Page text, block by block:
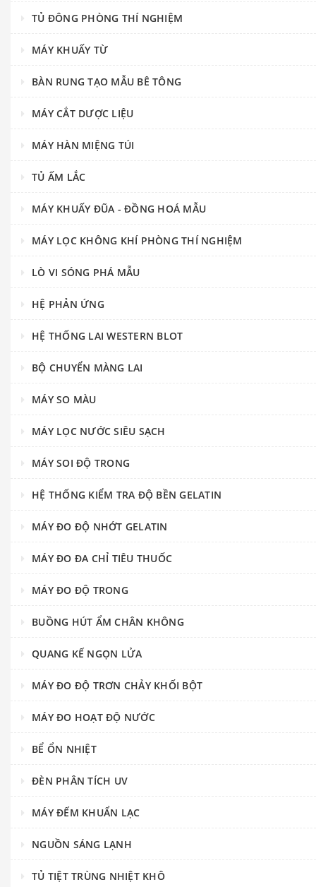
TỦ ĐÔNG PHÒNG THÍ NGHIỆM
MÁY KHUẤY TỪ
BÀN RUNG TẠO MẪU BÊ TÔNG
MÁY CẮT DƯỢC LIỆU
MÁY HÀN MIỆNG TÚI
TỦ ẤM LẮC
MÁY KHUẤY ĐŨA - ĐỒNG HOÁ MẪU
MÁY LỌC KHÔNG KHÍ PHÒNG THÍ NGHIỆM
LÒ VI SÓNG PHÁ MẪU
HỆ PHẢN ỨNG
HỆ THỐNG LAI WESTERN BLOT
BỘ CHUYỂN MÀNG LAI
MÁY SO MÀU
MÁY LỌC NƯỚC SIÊU SẠCH
MÁY SOI ĐỘ TRONG
HỆ THỐNG KIỂM TRA ĐỘ BỀN GELATIN
MÁY ĐO ĐỘ NHỚT GELATIN
MÁY ĐO ĐA CHỈ TIÊU THUỐC
MÁY ĐO ĐỘ TRONG
BUỒNG HÚT ẨM CHÂN KHÔNG
QUANG KẾ NGỌN LỬA
MÁY ĐO ĐỘ TRƠN CHẢY KHỐI BỘT
MÁY ĐO HOẠT ĐỘ NƯỚC
BỂ ỔN NHIỆT
ĐÈN PHÂN TÍCH UV
MÁY ĐẾM KHUẨN LẠC
NGUỒN SÁNG LẠNH
TỦ TIỆT TRÙNG NHIỆT KHÔ